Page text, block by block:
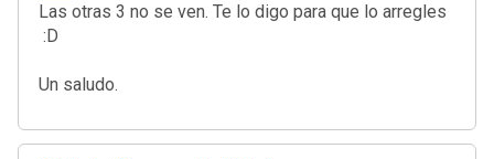
Las otras 3 no se ven. Te lo digo para que lo arregles
:D
Un saludo.